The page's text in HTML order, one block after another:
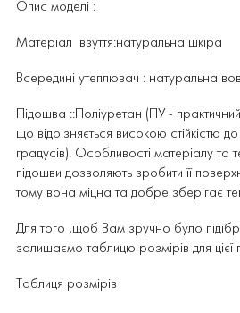
Опис моделі :
Матеріал взуття:натуральна шкіра
Всередині утеплювач : натуральна
Підошва ::Поліуретан (ПУ-
що відрізняється високою стійкістю
градусів). Особливості матеріалу та
підошви дозволяють зробити її
тому вона міцна та добре зберігає
Для того ,щоб Вам зручно було
залишаємо таблицю розмірів для цієї
Таблиця розмірів